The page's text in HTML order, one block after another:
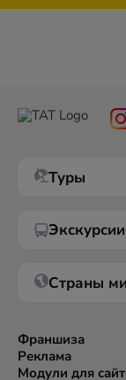
Туры
Экскурсии
Страны
Франшиза
Реклама
Модули для